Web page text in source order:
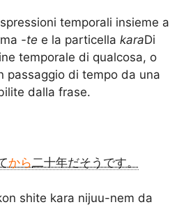
temporali insieme a
-te e la particella karaDi
temporale di qualcosa, o
passaggio di tempo da una
dalla frase.
から二十年だそうです。
shite kara nijuu-nem da